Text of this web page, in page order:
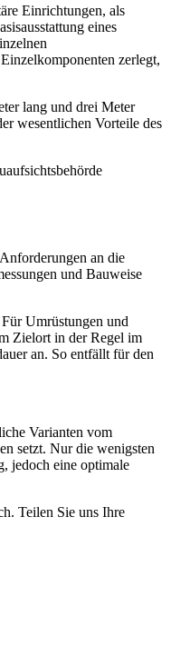
Einrichtungen, als
eines
zerlegt,
lang und drei Meter
wesentlichen Vorteile des
an die
und Bauweise
Umrüstungen und
Zielort in der Regel im
an. So entfällt für den
Varianten vom
setzt. Nur die wenigsten
jedoch eine optimale
Teilen Sie uns Ihre